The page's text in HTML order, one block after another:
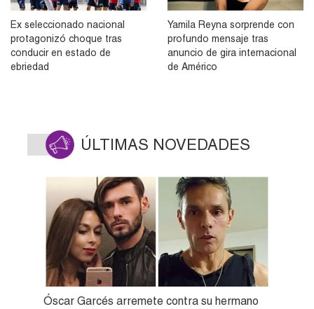
Ex seleccionado nacional
protagonizó choque tras
conducir en estado de
ebriedad
Yamila Reyna sorprende con
profundo mensaje tras
anuncio de gira internacional
de Américo
ÚLTIMAS NOVEDADES
Óscar Garcés arremete contra su hermano